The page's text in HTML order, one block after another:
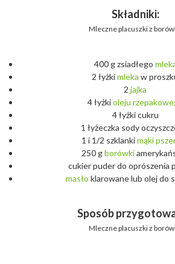
Składniki:
Mleczne placuszki z
400 g zsiadłego
2 łyżkimleka w
2 jajka
4 łyżkioleju
4 łyżki cukru
1 łyżeczka sody
1 i 1/2 szklankimąki
250 gborówki
cukier puder do oprószenia
masło klarowane lub olej do
Sposób
Mleczne placuszki z